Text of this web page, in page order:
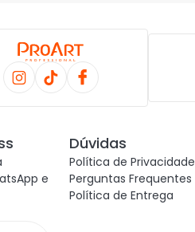
e
Dúvidas
Política de Privacidade
Perguntas Frequentes
Política de Entrega